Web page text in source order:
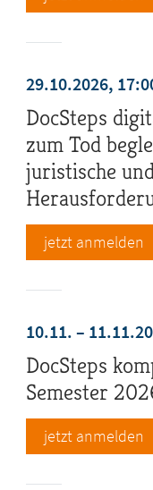
29.10.2026,
DocSteps
zum Tod
juristische
jetzt anmelden
10.11. –
DocSteps
Semester
jetzt anmelden